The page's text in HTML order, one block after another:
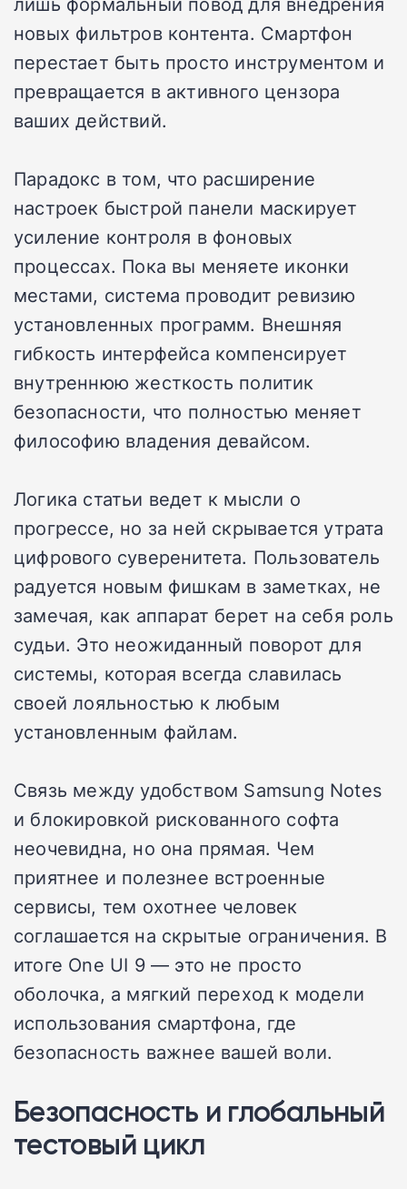
новых фильтров контента. Смартфон
перестает быть просто инструментом и
превращается в активного цензора
ваших действий.
Парадокс в том, что расширение
настроек быстрой панели маскирует
усиление контроля в фоновых
процессах. Пока вы меняете иконки
местами, система проводит ревизию
установленных программ. Внешняя
гибкость интерфейса компенсирует
внутреннюю жесткость политик
безопасности, что полностью меняет
философию владения девайсом.
Логика статьи ведет к мысли о
прогрессе, но за ней скрывается утрата
цифрового суверенитета. Пользователь
радуется новым фишкам в заметках, не
замечая, как аппарат берет на себя роль
судьи. Это неожиданный поворот для
системы, которая всегда славилась
своей лояльностью к любым
установленным файлам.
Связь между удобством Samsung Notes
и блокировкой рискованного софта
неочевидна, но она прямая. Чем
приятнее и полезнее встроенные
сервисы, тем охотнее человек
соглашается на скрытые ограничения. В
итоге One UI 9 — это не просто
оболочка, а мягкий переход к модели
использования смартфона, где
безопасность важнее вашей воли.
Безопасность и глобальный
тестовый цикл